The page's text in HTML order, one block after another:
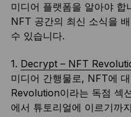
미디어 플랫폼을 알아야 합
NFT 공간의 최신 소식을
수 있습니다.
1. Decrypt – NFT
미디어 간행물로, NFT에
Revolution이라는 독점 섹
에서 튜토리얼에 이르기까